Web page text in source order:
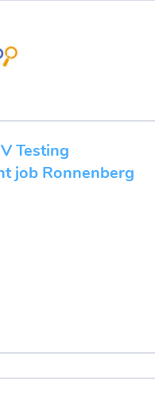
Testing
job Ronnenberg